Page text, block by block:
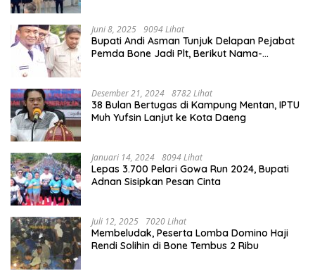
Juni 8, 2025 9094 Lihat
Bupati Andi Asman Tunjuk Delapan Pejabat
Pemda Bone Jadi Plt, Berikut Nama-
Desember 21, 2024 8782 Lihat
38 Bulan Bertugas di Kampung Mentan, IPTU
Muh Yufsin Lanjut ke Kota Daeng
Januari 14, 2024 8094 Lihat
Lepas 3.700 Pelari Gowa Run 2024, Bupati
Adnan Sisipkan Pesan Cinta
Juli 12, 2025 7020 Lihat
Membeludak, Peserta Lomba Domino Haji
Rendi Solihin di Bone Tembus 2 Ribu